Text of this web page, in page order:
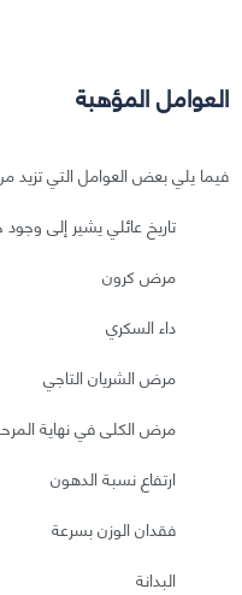
العوامل المؤهبة
فيما يلي بعض العوامل التي تزيد
تاريخ عائلي يشير إلى
مرض كرون
داء السكري
مرض الشريان التاجي
مرض الكلى في نهاية
ارتفاع نسبة الدهون
فقدان الوزن بسرعة
البدانة